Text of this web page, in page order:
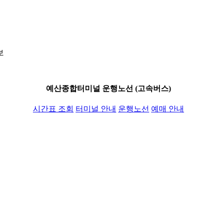
예산종합터미널 운행노선 (고속버스)
시간표 조회 터미널 안내 운행노선 예매 안내